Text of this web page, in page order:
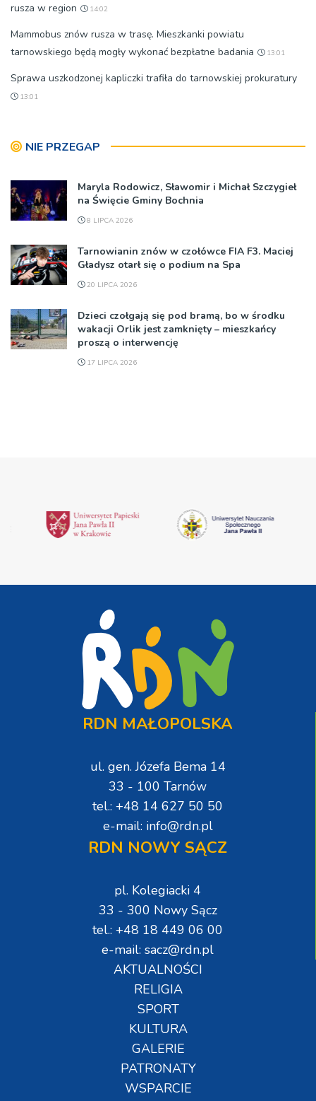
rusza w region
14:02
Mammobus znów rusza w trasę. Mieszkanki powiatu
tarnowskiego będą mogły wykonać bezpłatne badania
13:01
Sprawa uszkodzonej kapliczki trafiła do tarnowskiej prokuratury
13:01
NIE PRZEGAP
Maryla Rodowicz, Sławomir i Michał Szczygieł
na Święcie Gminy Bochnia
8 LIPCA 2026
Tarnowianin znów w czołówce FIA F3. Maciej
Gładysz otarł się o podium na Spa
20 LIPCA 2026
Dzieci czołgają się pod bramą, bo w środku
wakacji Orlik jest zamknięty – mieszkańcy
proszą o interwencję
17 LIPCA 2026
RDN MAŁOPOLSKA
ul. gen. Józefa Bema 14
33 - 100 Tarnów
tel.: +48 14 627 50 50
e-mail: info@rdn.pl
RDN NOWY SĄCZ
pl. Kolegiacki 4
33 - 300 Nowy Sącz
tel.: +48 18 449 06 00
e-mail: sacz@rdn.pl
AKTUALNOŚCI
RELIGIA
SPORT
KULTURA
GALERIE
PATRONATY
WSPARCIE